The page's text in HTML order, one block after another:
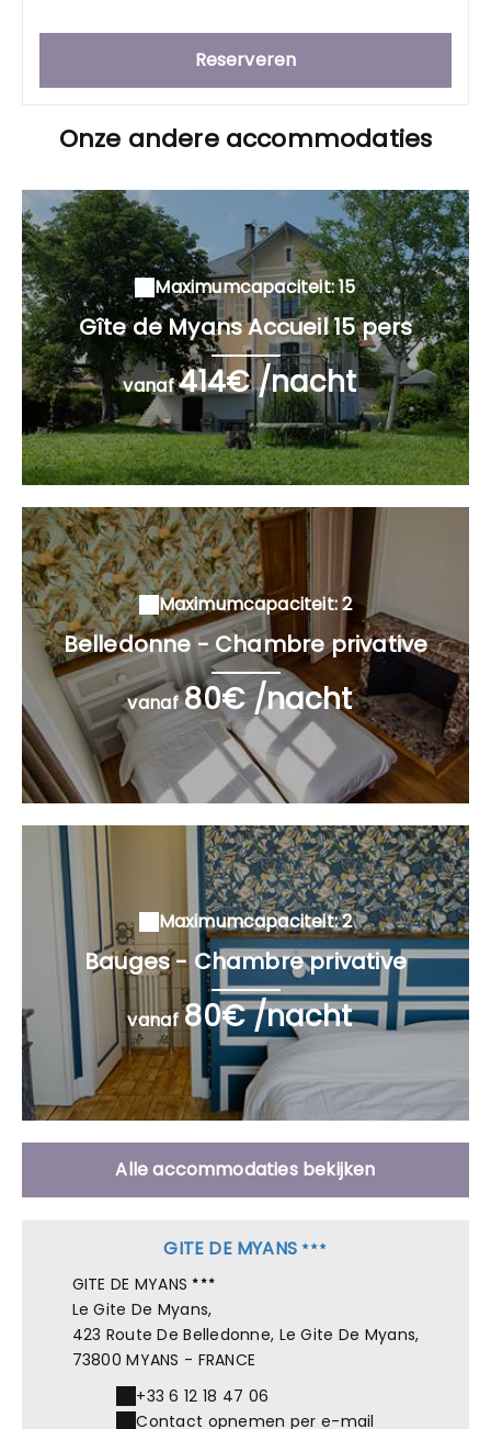
Reserveren
Onze andere accommodaties
Maximumcapaciteit: 15
Gîte de Myans Accueil 15 pers
vanaf414€ /nacht
Maximumcapaciteit: 2
Belledonne - Chambre privative
vanaf80€ /nacht
Maximumcapaciteit: 2
Bauges - Chambre privative
vanaf80€ /nacht
Alle accommodaties bekijken
GITE DE MYANS
GITE DE MYANS
Le Gite De Myans,
423 Route De Belledonne, Le Gite De Myans,
73800 MYANS - FRANCE
+33 6 12 18 47 06
Contact opnemen per e-mail